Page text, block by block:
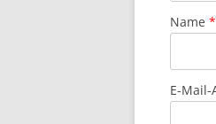
Name *
E-Mail-